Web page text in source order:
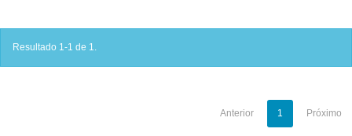
Resultado 1-1 de 1.
Anterior 1 Próximo